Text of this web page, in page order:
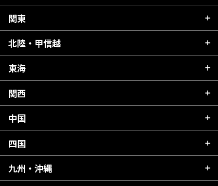
北海道
青森県
秋田県
岩手県
宮城県
福島県
関東
茨城県
栃木県
群馬県
千葉県
東京都
神奈川県
北陸・甲信越
新潟県
富山県
石川県
山梨県
長野県
東海
岐阜県
静岡県
愛知県
関西
滋賀県
京都府
大阪府
中国
広島県
岡山県
四国
愛媛県
九州・沖縄